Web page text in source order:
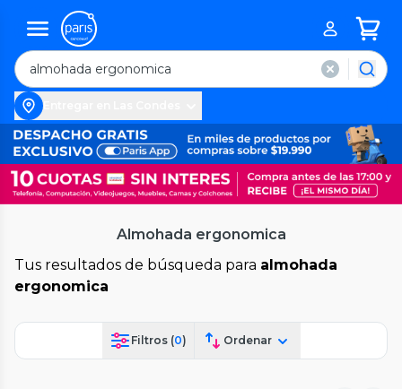
Almohada ergonomica
Tus resultados de búsqueda para almohada
ergonomica
Filtros (0) Ordenar